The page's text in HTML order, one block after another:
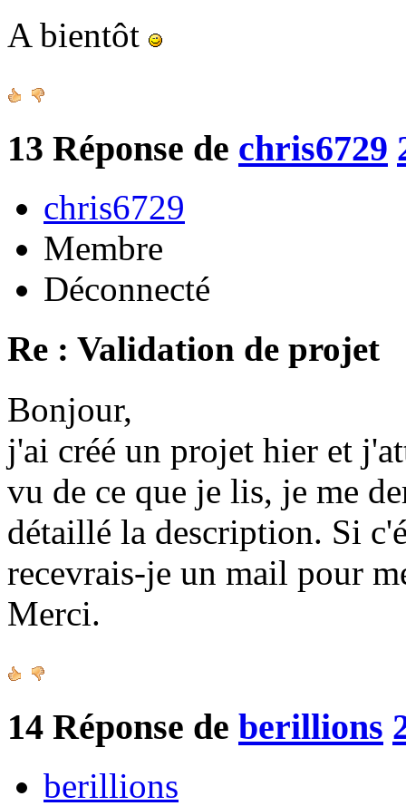
A bientôt
13 Réponse de chris6729
chris6729
Membre
Déconnecté
Re : Validation de projet
Bonjour,
j'ai créé un projet hier et
vu de ce que je lis, je me
détaillé la description. Si
recevrais-je un mail pour
Merci.
14 Réponse de berillions
berillions